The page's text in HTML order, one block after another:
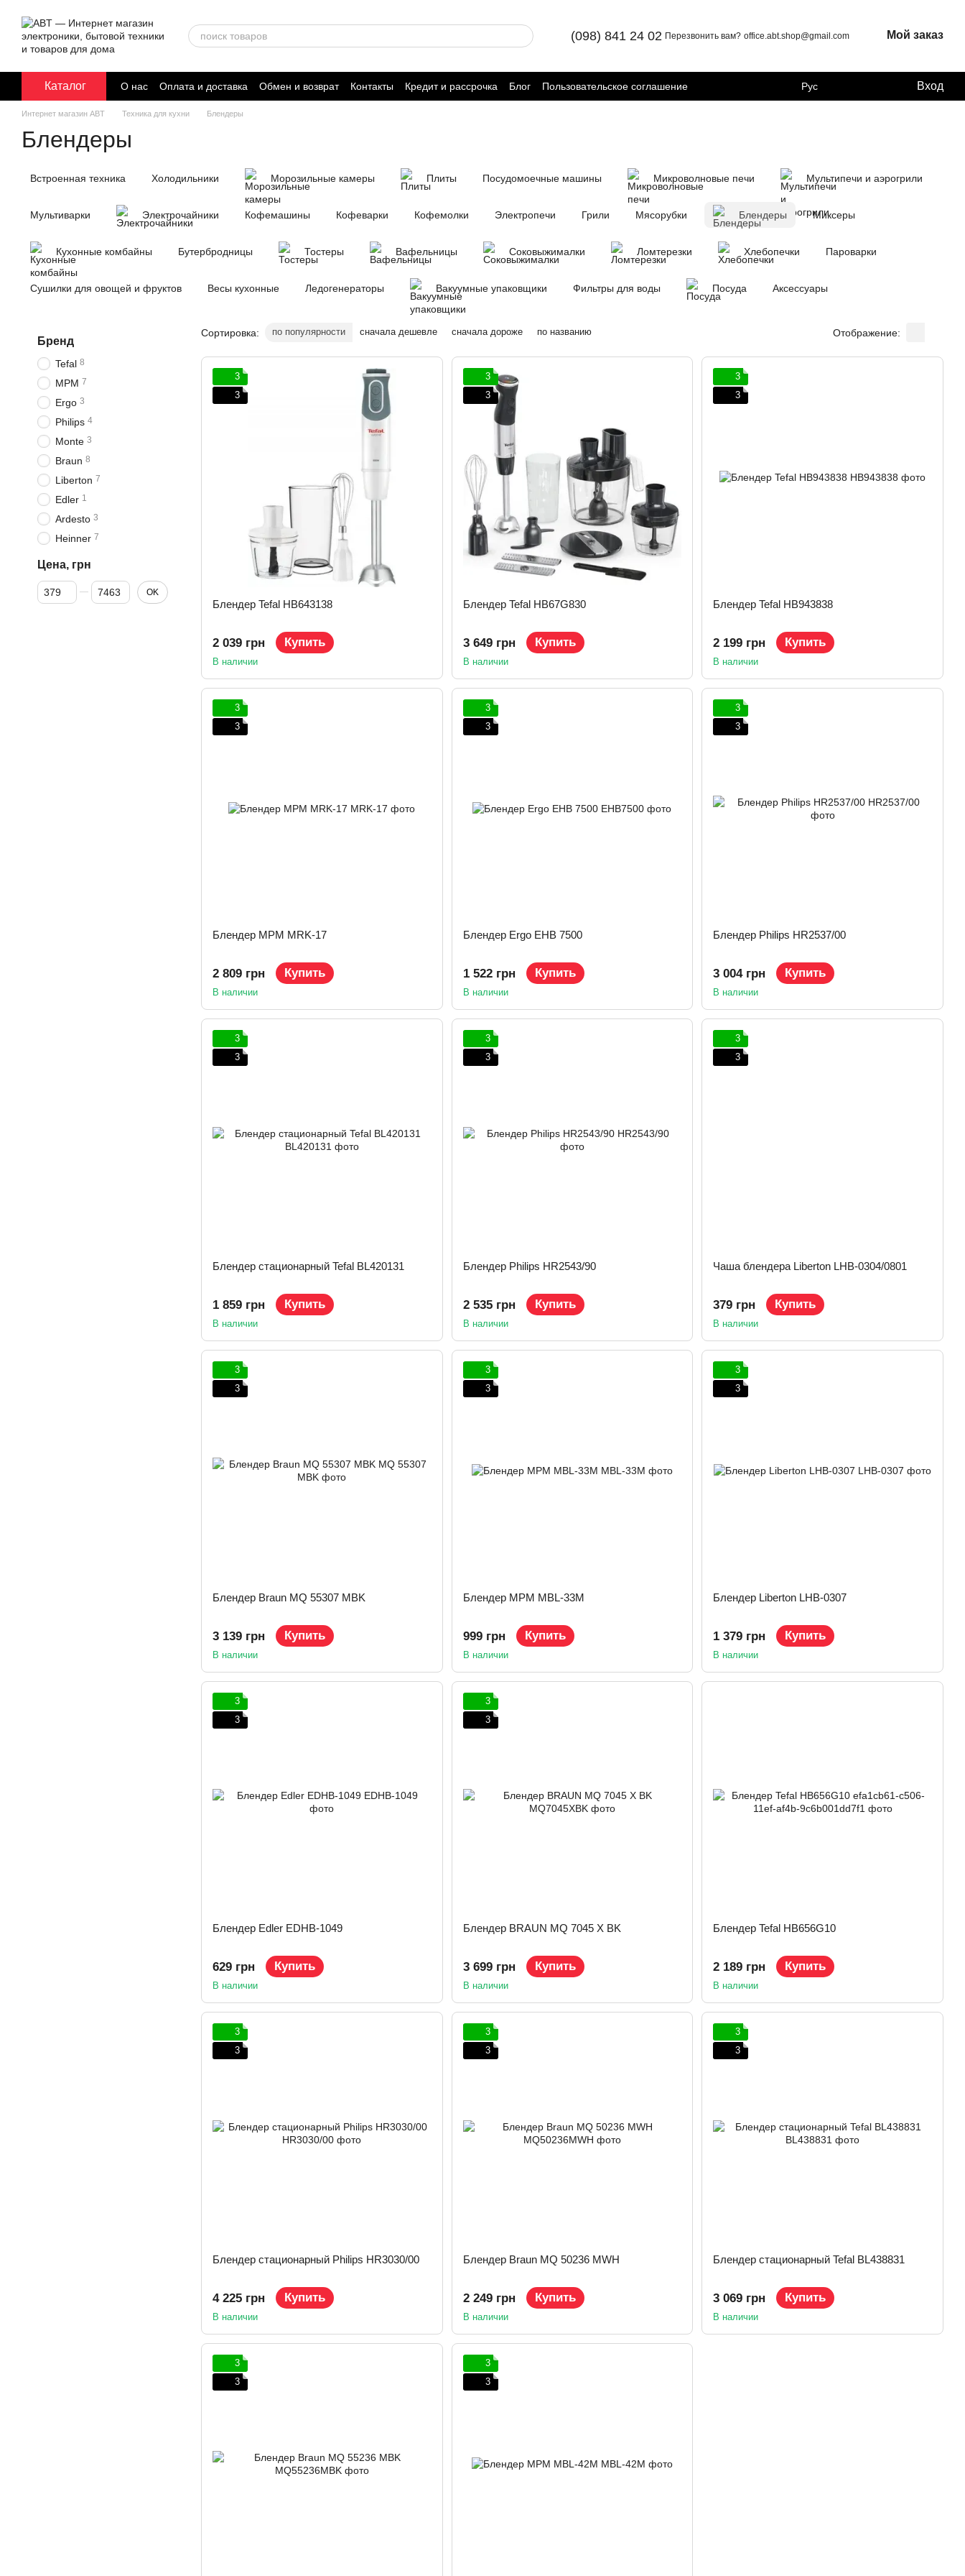
(098) 841 24 02 Перезвонить вам? office.abt.shop@gmail.com Мой заказ
Каталог О нас Оплата и доставка Обмен и возврат Контакты Кредит и рассрочка Блог
Пользовательское соглашение
Договор публичной оферты
Рус Вход
Интернет магазин ABT Техника для кухни Блендеры
Блендеры
Встроенная техника Холодильники Морозильные камеры Плиты Посудомоечные машины Микроволновые печи Мультипечи и аэрогрили
Мультиварки Электрочайники Кофемашины Кофеварки Кофемолки Электропечи Грили Мясорубки Блендеры Миксеры
Кухонные комбайны Бутербродницы Тостеры Вафельницы Соковыжималки Ломтерезки Хлебопечки Пароварки
Сушилки для овощей и фруктов Весы кухонные Ледогенераторы Вакуумные упаковщики Фильтры для воды Посуда Аксессуары
Сортировка: по популярности сначала дешевле сначала дороже по названию Отображение:
3
3
Блендер Tefal HB643138
2 039 грн Купить
В наличии
3
3
Блендер Tefal HB67G830
3 649 грн Купить
В наличии
3
3
Блендер Tefal HB943838
2 199 грн Купить
В наличии
3
3
Блендер MPM MRK-17
2 809 грн Купить
В наличии
3
3
Блендер Ergo EHB 7500
1 522 грн Купить
В наличии
3
3
Блендер Philips HR2537/00
3 004 грн Купить
В наличии
3
3
Блендер стационарный Tefal BL420131
1 859 грн Купить
В наличии
3
3
Блендер Philips HR2543/90
2 535 грн Купить
В наличии
3
3
Чаша блендера Liberton LHB-0304/0801
379 грн Купить
В наличии
3
3
Блендер Braun MQ 55307 MBK
3 139 грн Купить
В наличии
3
3
Блендер MPM MBL-33M
999 грн Купить
В наличии
3
3
Блендер Liberton LHB-0307
1 379 грн Купить
В наличии
3
3
Блендер Edler EDHB-1049
629 грн Купить
В наличии
3
3
Блендер BRAUN MQ 7045 X BK
3 699 грн Купить
В наличии
Блендер Tefal HB656G10
2 189 грн Купить
В наличии
3
3
Блендер стационарный Philips HR3030/00
4 225 грн Купить
В наличии
3
3
Блендер Braun MQ 50236 MWH
2 249 грн Купить
В наличии
3
3
Блендер стационарный Tefal BL438831
3 069 грн Купить
В наличии
3
3
3
3
Бренд
Tefal 8
MPM 7
Ergo 3
Philips 4
Monte 3
Braun 8
Liberton 7
Edler 1
Ardesto 3
Heinner 7
Цена, грн
От Цена, грн
До Цена, грн OK